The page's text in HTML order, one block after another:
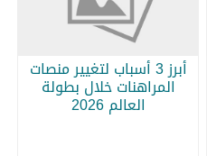
أبرز 3 أسباب لتغيير منصات
المراهنات خلال بطولة
العالم 2026